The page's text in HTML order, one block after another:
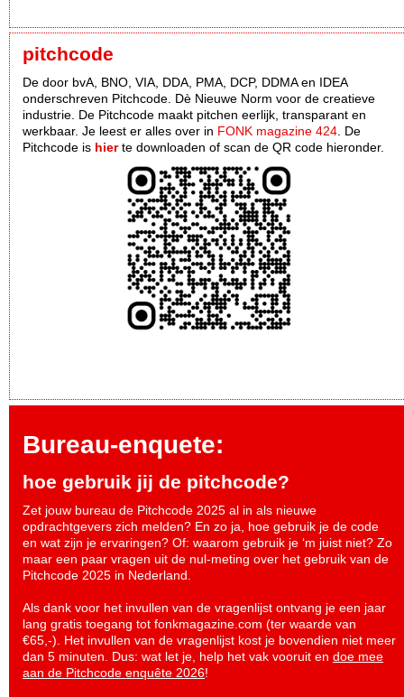
pitchcode
De door bvA, BNO, VIA, DDA, PMA, DCP, DDMA en IDEA
onderschreven Pitchcode. Dè Nieuwe Norm voor de creatieve
industrie. De Pitchcode maakt pitchen eerlijk, transparant en
werkbaar. Je leest er alles over in FONK magazine 424 . De
Pitchcode is hierte downloaden of scan de QR code hieronder.
Bureau-enquete:
hoe gebruik jij de pitchcode?
Zet jouw bureau de Pitchcode 2025 al in als nieuwe
opdrachtgevers zich melden? En zo ja, hoe gebruik je de code
en wat zijn je ervaringen? Of: waarom gebruik je ‘m juist niet? Zo
maar een paar vragen uit de nul-meting over het gebruik van de
Pitchcode 2025 in Nederland.
Als dank voor het invullen van de vragenlijst ontvang je een jaar
lang gratis toegang tot fonkmagazine.com (ter waarde van
€65,-). Het invullen van de vragenlijst kost je bovendien niet meer
dan 5 minuten. Dus: wat let je, help het vak vooruit en doe mee
aan de Pitchcode enquête 2026!